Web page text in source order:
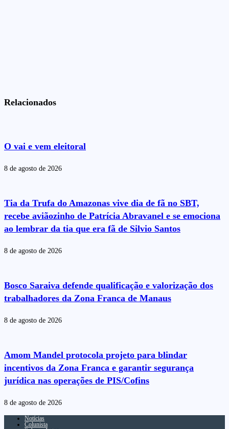
Relacionados
O vai e vem eleitoral
8 de agosto de 2026
Tia da Trufa do Amazonas vive dia de fã no SBT,
recebe aviãozinho de Patrícia Abravanel e se emociona
ao lembrar da tia que era fã de Silvio Santos
8 de agosto de 2026
Bosco Saraiva defende qualificação e valorização dos
trabalhadores da Zona Franca de Manaus
8 de agosto de 2026
Amom Mandel protocola projeto para blindar
incentivos da Zona Franca e garantir segurança
jurídica nas operações de PIS/Cofins
8 de agosto de 2026
Notícias
Colunista